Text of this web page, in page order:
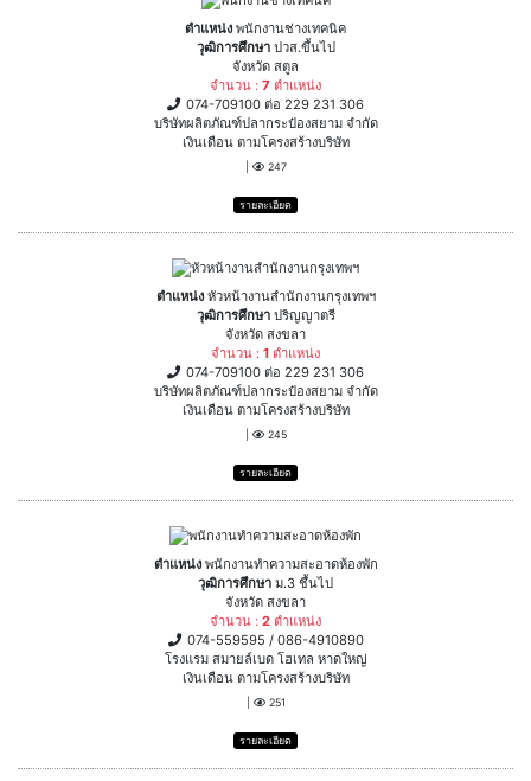
ตำแหน่ง พนักงานช่างเทคนิค
วุฒิการศึกษา ปวส.ขึ้นไป
จังหวัด สตูล
จำนวน : 7 ตำแหน่ง
074-709100 ต่อ 229 231 306
บริษัทผลิตภัณฑ์ปลากระป๋องสยาม จำกัด
เงินเดือน ตามโครงสร้างบริษัท
247
รายละเอียด
ตำแหน่งหัวหน้างานสำนักงานกรุงเทพฯ
วุฒิการศึกษา ปริญญาตรี
จังหวัด สงขลา
จำนวน : 1 ตำแหน่ง
074-709100 ต่อ 229 231 306
บริษัทผลิตภัณฑ์ปลากระป๋องสยาม จำกัด
เงินเดือน ตามโครงสร้างบริษัท
245
รายละเอียด
ตำแหน่งพนักงานทำความสะอาดห้องพัก
วุฒิการศึกษา ม.3 ชึ้นไป
จังหวัด สงขลา
จำนวน : 2 ตำแหน่ง
074-559595 / 086-4910890
โรงแรม สมายล์เบด โฮเทล หาดใหญ่
เงินเดือน ตามโครงสร้างบริษัท
251
รายละเอียด